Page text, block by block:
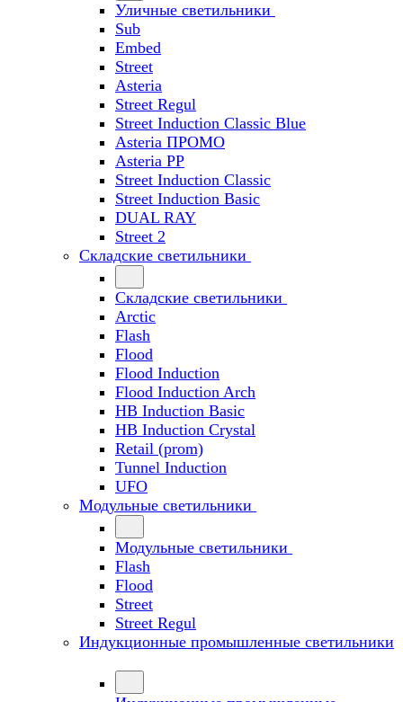
Уличные светильники
Sub
Embed
Street
Asteria
Street Regul
Street Induction Classic Blue
Asteria ПРОМО
Asteria PP
Street Induction Classic
Street Induction Basic
DUAL RAY
Street 2
Складские светильники
Складские светильники
Arctic
Flash
Flood
Flood Induction
Flood Induction Arch
HB Induction Basic
HB Induction Crystal
Retail (prom)
Tunnel Induction
UFO
Модульные светильники
Модульные светильники
Flash
Flood
Street
Street Regul
Индукционные промышленные светильники